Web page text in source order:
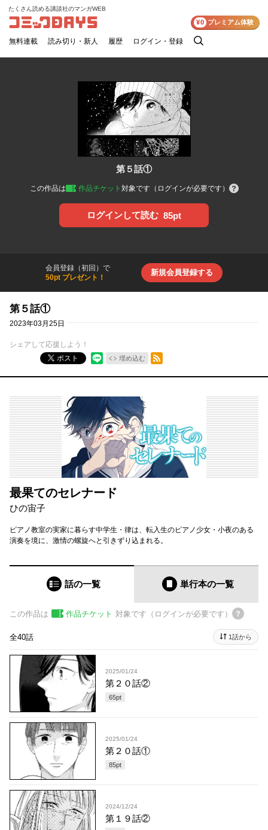
コミックDAYS
たくさん読める講談社のマンガWEB
無料連載 読み切り・新人 履歴 ログイン・登録
検
¥0 プレミアム体験
第５話①
この作品は 作品チケット 対象です（ログインが必要です）
ログインして読む 85pt
会員登録（初回）で
50pt プレゼント！
新規会員登録する
第５話①
2023年03月25日
シェアして応援しよう！
ポスト
埋め込む
RSSフィード
最果てのセレナード
ひの宙子
ピアノ教室の実家に暮らす中学生・律は、転入生のピアノ少女・小夜のある
演奏を境に、激情の螺旋へと引きずり込まれる。
話の一覧 単行本の一覧
この作品は 作品チケット 対象です（ログインが必要です）
全40話 1話から
2025/01/24
第２０話②
65pt
2025/01/24
第２０話①
85pt
2024/12/24
第１９話②